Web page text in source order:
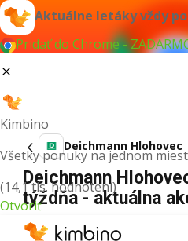
Aktuálne letáky vždy
Pridať do Chrome -
Kimbino
Všetky ponuky na jednom
(14,1 tis. hodnotení)
Otvoriť
Deichmann Hlohovec
Deichmann
týždňa - aktuálna